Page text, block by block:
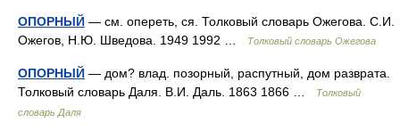
ОПОРНЫЙ — см. опереть, ся. Толковый словарь Ожегова. С.И.
Ожегов, Н.Ю. Шведова. 1949 1992 …
Толковый словарь Ожегова
ОПОРНЫЙ — дом? влад. позорный, распутный, дом разврата.
Толковый словарь Даля. В.И. Даль. 1863 1866 …
Толковый
словарь Даля